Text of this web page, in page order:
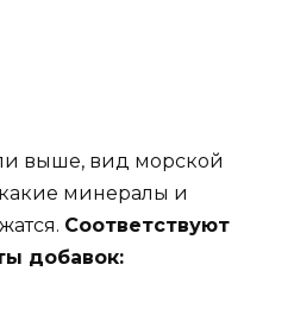
выше, вид морской
какие минералы и
Соответствуют
добавок: